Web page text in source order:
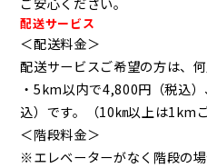
配送サービス
＜配送料金＞
配送サービスご希望の方は、
・5km以内で4,800円（税込
込）です。（10㎞以上は1km
＜階段料金＞
※エレベーターがなく階段の